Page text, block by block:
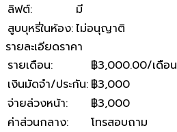
ลิฟต์:
มี
สูบบุหรี่ในห้อง:ไม่อนุญาติ
รายละเอียดราคา
รายเดือน: ฿3,000.00/เดือน
เงินมัดจำ/ประกัน: ฿3,000
จ่ายล่วงหน้า: ฿3,000
ค่าส่วนกลาง: โทรสอบถาม